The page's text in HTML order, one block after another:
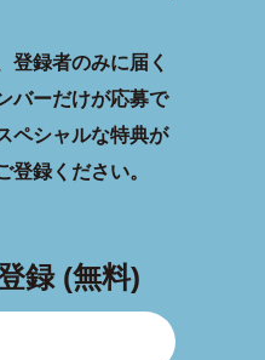
登録者のみに届く
バーだけが応募で
ペシャルな特典が
登録ください。
録 (無料)